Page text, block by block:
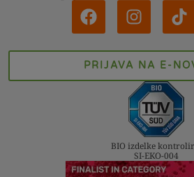
PRIJAVA NA E-
BIO izdelke
SI-EKO-004